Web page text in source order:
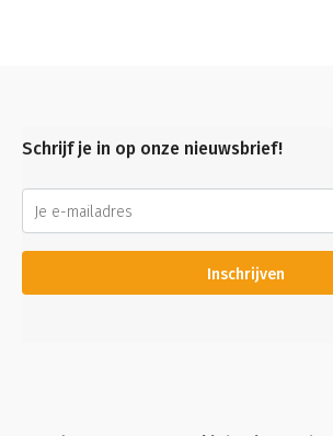
Schrijf je in op onze nieuwsbrief!
Inschrijven